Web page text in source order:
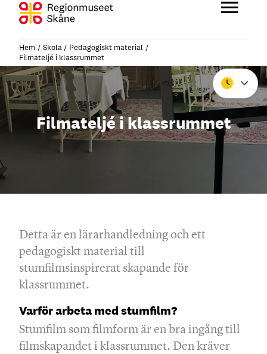
Hoppa
Stäng
Hem Skola
Pedagogiskt material
Filmateljé i klassrummet
Filmateljé i klassrummet
Detta är en lärarhandledning och ett
pedagogiskt material till
stumfilmsinspirerat skapande för
klassrummet.
Varför arbeta med stumfilm?
Stumfilm som filmform är en bra ingång till
filmskapandet i klassrummet. Den kräver